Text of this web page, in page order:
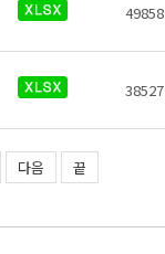
49858
38527
다음 끝